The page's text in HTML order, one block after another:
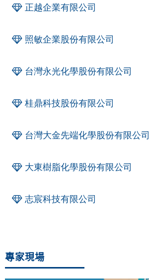
正越企業有限公司
照敏企業股份有限公司
台灣永光化學股份有限公司
桂鼎科技股份有限公司
台灣大金先端化學股份有限公司
大東樹脂化學股份有限公司
志宸科技有限公司
專家現場